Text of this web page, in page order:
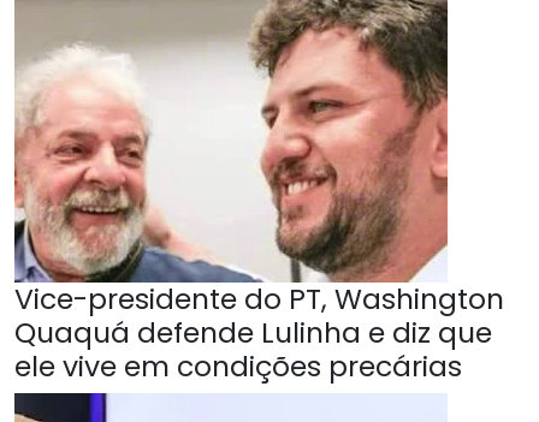
Vice-presidente do PT, Washington
Quaquá defende Lulinha e diz que
ele vive em condições precárias